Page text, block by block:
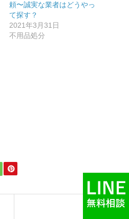
頼〜誠実な業者はどうやっ
て探す？
2021年3月31日
不用品処分
次の記事